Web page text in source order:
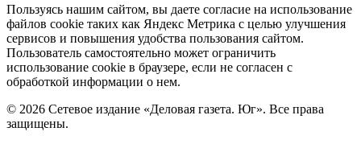
Политика
cookie
Пользуясь нашим сайтом, вы даете согласие на использование
файлов cookie таких как Яндекс Метрика с целью улучшения
сервисов и повышения удобства пользования сайтом.
Пользователь самостоятельно может ограничить
использование cookie в браузере, если не согласен с
обработкой информации о нем.
© 2026 Сетевое издание «Деловая газета. Юг». Все права
защищены.